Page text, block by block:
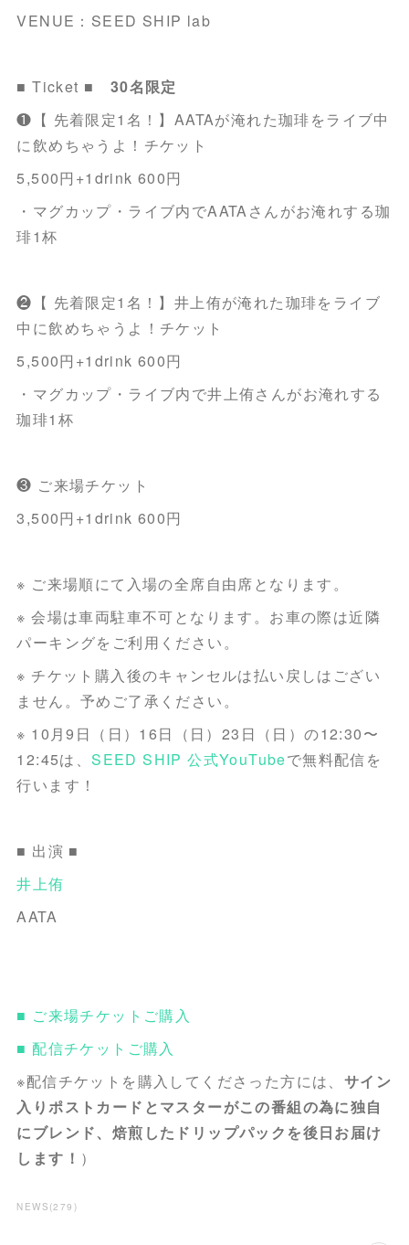
VENUE：SEED SHIP lab
■ Ticket ■ 30名限定
❶【 先着限定1名！】AATAが淹れた珈琲をライブ中
に飲めちゃうよ！チケット
5,500円+1drink 600円
・マグカップ・ライブ内でAATAさんがお淹れする珈
琲1杯
❷【 先着限定1名！】井上侑が淹れた珈琲をライブ
中に飲めちゃうよ！チケット
5,500円+1drink 600円
・マグカップ・ライブ内で井上侑さんがお淹れする
珈琲1杯
❸ ご来場チケット
3,500円+1drink 600円
※ ご来場順にて入場の全席自由席となります。
※ 会場は車両駐車不可となります。お車の際は近隣
パーキングをご利用ください。
※ チケット購入後のキャンセルは払い戻しはござい
ません。予めご了承ください。
※ 10月9日（日）16日（日）23日（日）の12:30〜
12:45は、SEED SHIP 公式YouTubeで無料配信を
行います！
■ 出演 ■
井上侑
AATA
■ ご来場チケットご購入
■ 配信チケットご購入
※配信チケットを購入してくださった方には、 サイン
入りポストカードとマスターがこの番組の為に独自
にブレンド、焙煎したドリップパックを後日お届け
します！ ）
NEWS (279 )